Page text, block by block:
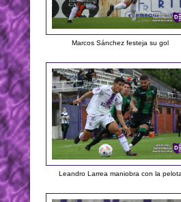
Marcos Sánchez festeja su gol
Leandro Larrea maniobra con la